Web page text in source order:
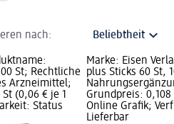
nach:
St; Rechtliche
Arzneimittel;
(0,06 € je 1
Status
Marke: Eisen
plus Sticks 60 St,
Grundpreis: 0,108
Online Grafik;
Lieferbar